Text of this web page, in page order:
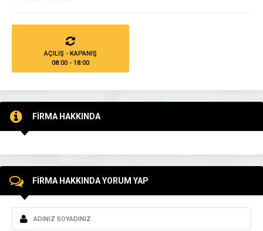
AÇILIŞ - KAPANIŞ
08:00 - 18:00
FİRMA HAKKINDA
FİRMA HAKKINDA YORUM YAP